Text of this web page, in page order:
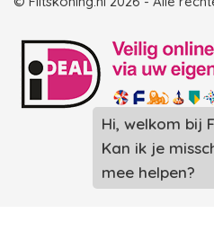
Hi, welkom bij
Kan ik je
mee helpen?
Landingspagina overzicht
Landingspagina overzicht
Photobooth huren in